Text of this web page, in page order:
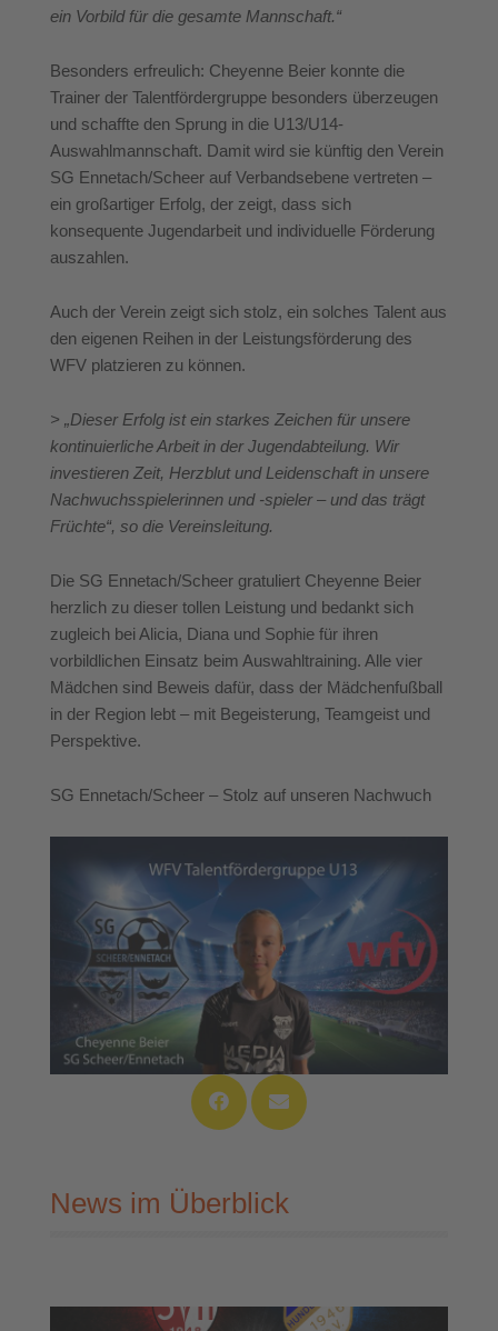
ein Vorbild für die gesamte Mannschaft.“
Besonders erfreulich: Cheyenne Beier konnte die
Trainer der Talentfördergruppe besonders überzeugen
und schaffte den Sprung in die U13/U14-
Auswahlmannschaft. Damit wird sie künftig den Verein
SG Ennetach/Scheer auf Verbandsebene vertreten –
ein großartiger Erfolg, der zeigt, dass sich
konsequente Jugendarbeit und individuelle Förderung
auszahlen.
Auch der Verein zeigt sich stolz, ein solches Talent aus
den eigenen Reihen in der Leistungsförderung des
WFV platzieren zu können.
> „Dieser Erfolg ist ein starkes Zeichen für unsere
kontinuierliche Arbeit in der Jugendabteilung. Wir
investieren Zeit, Herzblut und Leidenschaft in unsere
Nachwuchsspielerinnen und -spieler – und das trägt
Früchte“, so die Vereinsleitung.
Die SG Ennetach/Scheer gratuliert Cheyenne Beier
herzlich zu dieser tollen Leistung und bedankt sich
zugleich bei Alicia, Diana und Sophie für ihren
vorbildlichen Einsatz beim Auswahltraining. Alle vier
Mädchen sind Beweis dafür, dass der Mädchenfußball
in der Region lebt – mit Begeisterung, Teamgeist und
Perspektive.
SG Ennetach/Scheer – Stolz auf unseren Nachwuch
News im Überblick